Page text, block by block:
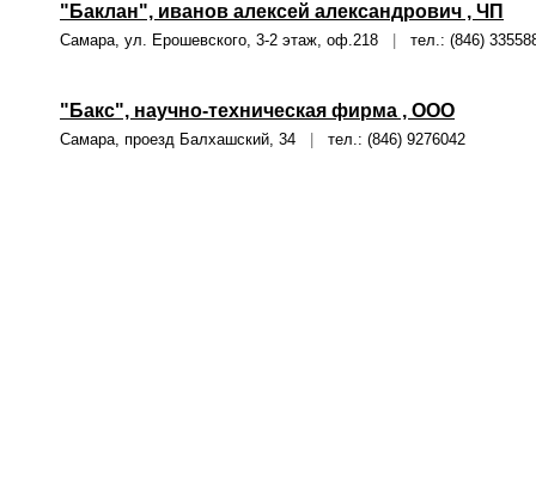
"Баклан", иванов алексей александрович , ЧП
Самара, ул. Ерошевского, 3-2 этаж, оф.218 тел.: (846)
"Бакс", научно-техническая фирма , ООО
Самара, проезд Балхашский, 34 тел.: (846) 9276042